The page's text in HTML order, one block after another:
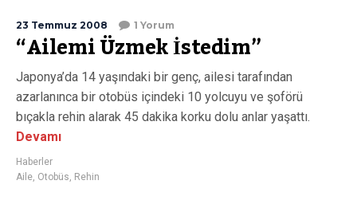
23 Temmuz 2008 1 Yorum
“Ailemi Üzmek İstedim”
Japonya’da 14 yaşındaki bir genç, ailesi tarafından
azarlanınca bir otobüs içindeki 10 yolcuyu ve şoförü
bıçakla rehin alarak 45 dakika korku dolu anlar yaşattı.
Devamı
Haberler
Aile, Otobüs, Rehin